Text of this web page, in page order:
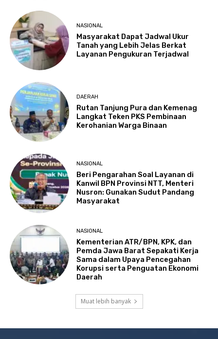
NASIONAL
Masyarakat Dapat Jadwal Ukur
Tanah yang Lebih Jelas Berkat
Layanan Pengukuran Terjadwal
DAERAH
Rutan Tanjung Pura dan Kemenag
Langkat Teken PKS Pembinaan
Kerohanian Warga Binaan
NASIONAL
Beri Pengarahan Soal Layanan di
Kanwil BPN Provinsi NTT, Menteri
Nusron: Gunakan Sudut Pandang
Masyarakat
NASIONAL
Kementerian ATR/BPN, KPK, dan
Pemda Jawa Barat Sepakati Kerja
Sama dalam Upaya Pencegahan
Korupsi serta Penguatan Ekonomi
Daerah
Muat lebih banyak